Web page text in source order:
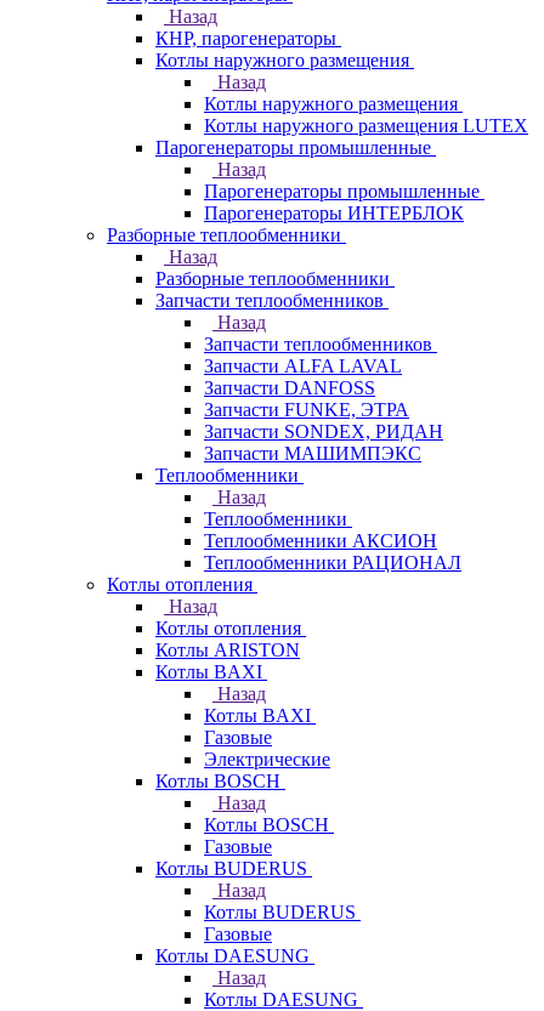
Назад
КНР, парогенераторы
Котлы наружного размещения
Назад
Котлы наружного размещения
Котлы наружного размещения LUTEX
Парогенераторы промышленные
Назад
Парогенераторы промышленные
Парогенераторы ИНТЕРБЛОК
Разборные теплообменники
Назад
Разборные теплообменники
Запчасти теплообменников
Назад
Запчасти теплообменников
Запчасти ALFA LAVAL
Запчасти DANFOSS
Запчасти FUNKE, ЭТРА
Запчасти SONDEX, РИДАН
Запчасти МАШИМПЭКС
Теплообменники
Назад
Теплообменники
Теплообменники АКСИОН
Теплообменники РАЦИОНАЛ
Котлы отопления
Назад
Котлы отопления
Котлы ARISTON
Котлы BAXI
Назад
Котлы BAXI
Газовые
Электрические
Котлы BOSCH
Назад
Котлы BOSCH
Газовые
Котлы BUDERUS
Назад
Котлы BUDERUS
Газовые
Котлы DAESUNG
Назад
Котлы DAESUNG